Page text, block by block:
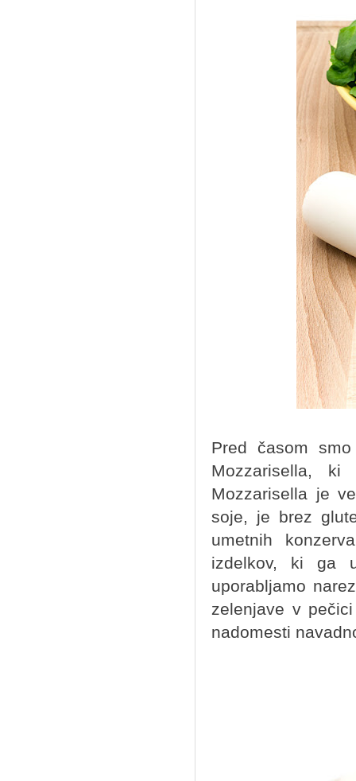
Pred časom
Mozzarisella,
Mozzarisella je
soje, je brez
umetnih
izdelkov, ki ga
uporabljamo
zelenjave v
nadomesti